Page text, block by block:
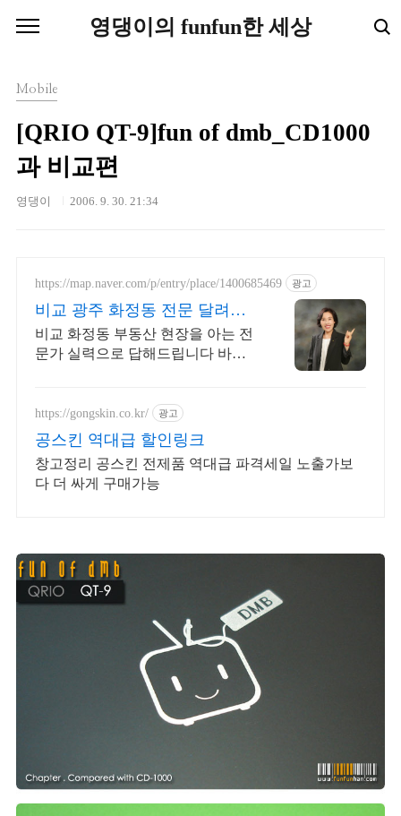
영댕이의 funfun한 세상
Mobile
[QRIO QT-9]fun of dmb_CD1000
과 비교편
영댕이 2006. 9. 30. 21:34
https://map.naver.com/p/entry/place/1400685469 광고
비교 광주 화정동 전문 달려라
호남방 전문부동산에서
비교 화정동 부동산 현장을 아는 전
문가 실력으로 답해드립니다 바로
https://gongskin.co.kr/ 광고
공스킨 역대급 할인링크
창고정리 공스킨 전제품 역대급 파격세일 노출가보
다 더 싸게 구매가능